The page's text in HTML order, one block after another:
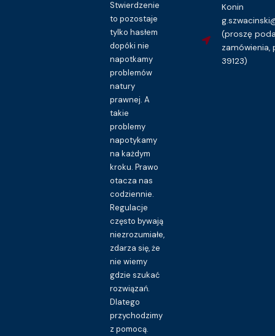
Stwierdzenie
to pozostaje
tylko hasłem
dopóki nie
napotkamy
problemów
natury
prawnej. A
takie
problemy
napotykamy
na każdym
kroku. Prawo
otacza nas
codziennie.
Regulacje
często bywają
niezrozumiałe,
zdarza się, że
nie wiemy
gdzie szukać
rozwiązań.
Dlatego
przychodzimy
z pomocą.
Konin
(proszę
zamówienia,
39123)